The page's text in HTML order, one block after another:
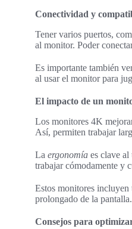
Conectividad y
Tener varios puertos,
al monitor. Poder
Es importante también
al usar el monitor para
El impacto de un
Los monitores 4K
Así, permiten trabajar
La ergonomía es clave
trabajar cómodamente y
Estos monitores
prolongado de la
Consejos para